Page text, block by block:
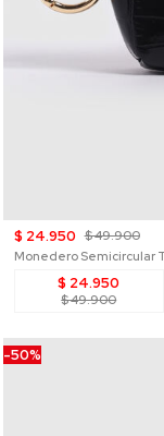
$ 24.950 $ 49.900
Monedero Semicircular
$ 24.950
$ 49.900
-50%